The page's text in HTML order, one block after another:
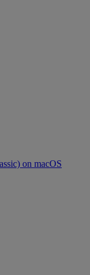
on macOS